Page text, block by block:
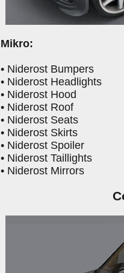
Mikro:
• Niderost Bumpers
• Niderost Headlights
• Niderost Hood
• Niderost Roof
• Niderost Seats
• Niderost Skirts
• Niderost Spoiler
• Niderost Taillights
• Niderost Mirrors